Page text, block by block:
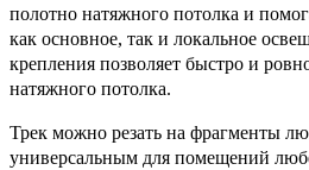
полотно натяжного потолка и
как основное, так и локальное
крепления позволяет быстро и
натяжного потолка.
Трек можно резать на фрагменты
универсальным для помещений